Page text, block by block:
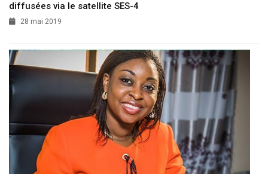
diffusées via le satellite SES-4
28 mai 2019